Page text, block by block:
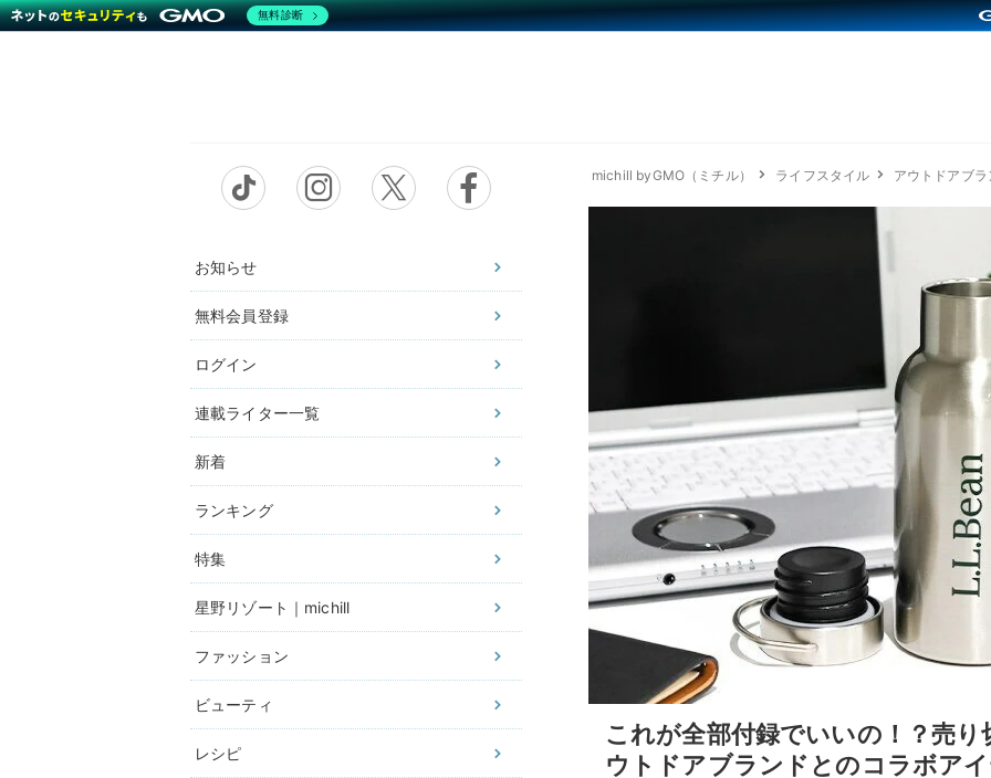
お知らせ
無料会員登録
ログイン
連載ライター一覧
新着
ランキング
特集
星野リゾート｜michill
ファッション
ビューティ
レシピ
michill byGMO（ミチル） ライフスタイル アウトドアブ
これが全部付録でいいの！？売
ウトドアブランドとのコラボア
無料診断